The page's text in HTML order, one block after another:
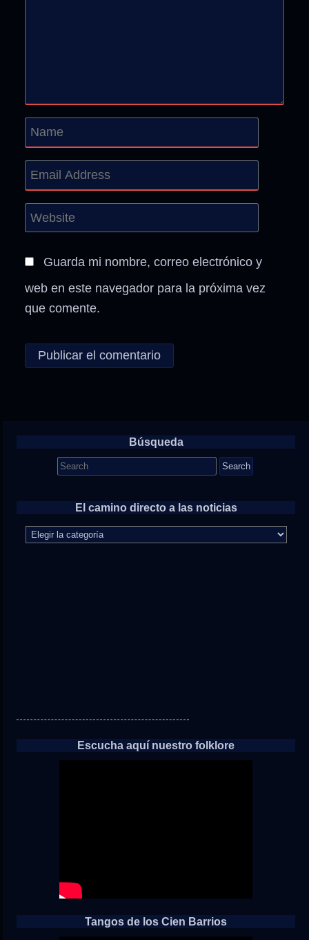
Guarda mi nombre, correo electrónico y
web en este navegador para la próxima vez
que comente.
Búsqueda
Search
for:
El camino directo a las noticias
camino
Escucha aquí nuestro folklore
Tangos de los Cien Barrios